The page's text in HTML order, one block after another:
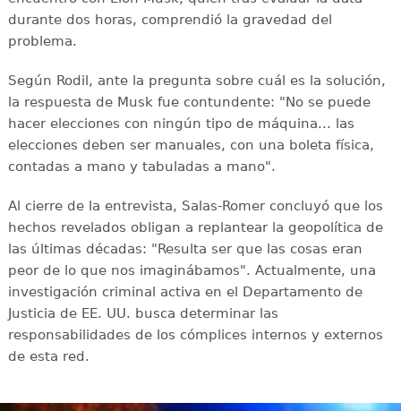
durante dos horas, comprendió la gravedad del
problema.
Según Rodil, ante la pregunta sobre cuál es la solución,
la respuesta de Musk fue contundente: "No se puede
hacer elecciones con ningún tipo de máquina... las
elecciones deben ser manuales, con una boleta física,
contadas a mano y tabuladas a mano".
Al cierre de la entrevista, Salas-Romer concluyó que los
hechos revelados obligan a replantear la geopolítica de
las últimas décadas: "Resulta ser que las cosas eran
peor de lo que nos imaginábamos". Actualmente, una
investigación criminal activa en el Departamento de
Justicia de EE. UU. busca determinar las
responsabilidades de los cómplices internos y externos
de esta red.